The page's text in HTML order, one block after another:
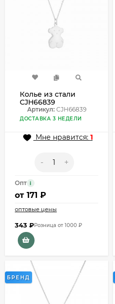
Колье из стали
CJH66839
Артикул:CJH66839
ДОСТАВКА 3 НЕДЕЛИ
Мне нравится: 1
- +
Опт i
от 171 ₽
оптовые цены
343 ₽Розница от 1000 ₽
БРЕНД